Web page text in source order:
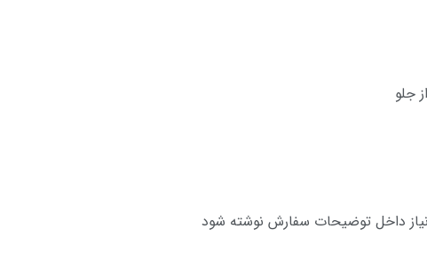
جلو
داخل توضیحات سفارش نوشته شود